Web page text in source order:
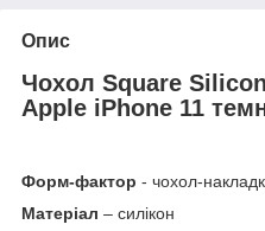
Опис
Чохол Square
Apple iPhone 11
Форм-фактор - чохол-
Матеріал – силікон